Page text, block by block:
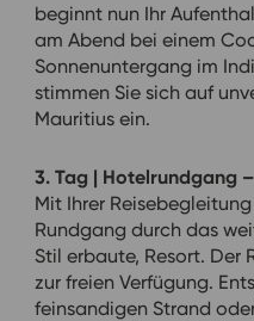
beginnt nun Ihr
am Abend bei einem
Sonnenuntergang im
stimmen Sie sich auf
Mauritius ein.
3. Tag | Hotelrundgang
Mit Ihrer
Rundgang durch das
Stil erbaute, Resort. Der
zur freien Verfügung.
feinsandigen Strand